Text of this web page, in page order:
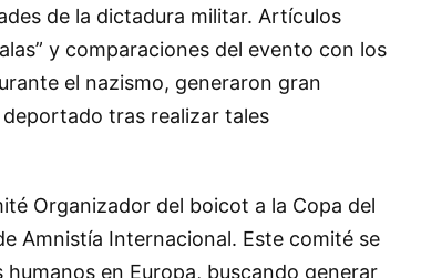
de la dictadura militar. Artículos
y comparaciones del evento con los
el nazismo, generaron gran
tras realizar tales
Organizador del boicot a la Copa del
Amnistía Internacional. Este comité se
en Europa, buscando generar